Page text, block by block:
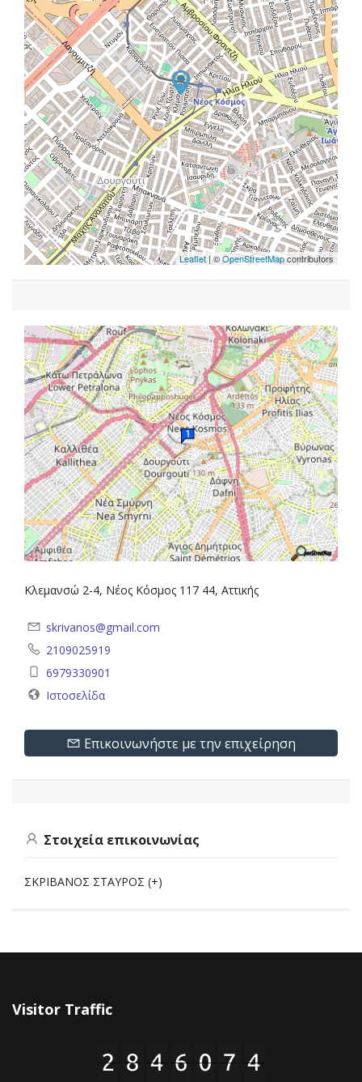
Leaflet| ©OpenStreetMapcontributors
Κλεμανσώ 2-4, Νέος Κόσμος 117 44, Αττικής
skrivanos@gmail.com
2109025919
6979330901
Ιστοσελίδα
Επικοινωνήστε με την επιχείρηση
Στοιχεία επικοινωνίας
ΣΚΡΙΒΑΝΟΣ ΣΤΑΥΡΟΣ (+)
Visitor Traffic